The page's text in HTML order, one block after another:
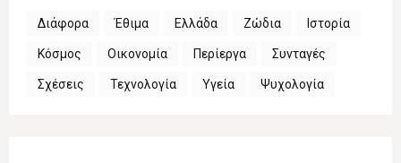
Διάφορα Έθιμα Ελλάδα Ζώδια Ιστορία
Κόσμος Οικονομία Περίεργα Συνταγές
Σχέσεις Τεχνολογία Υγεία Ψυχολογία